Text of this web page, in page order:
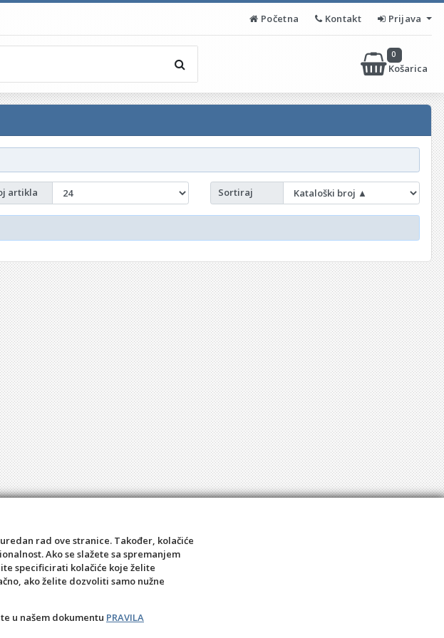
Početna Kontakt Prijava
Košarica
0
artikla Sortiraj
rad ove stranice. Također, kolačiće
Ako se slažete sa spremanjem
specificirati kolačiće koje želite
ako želite dozvoliti samo nužne
u našem dokumentu PRAVILA